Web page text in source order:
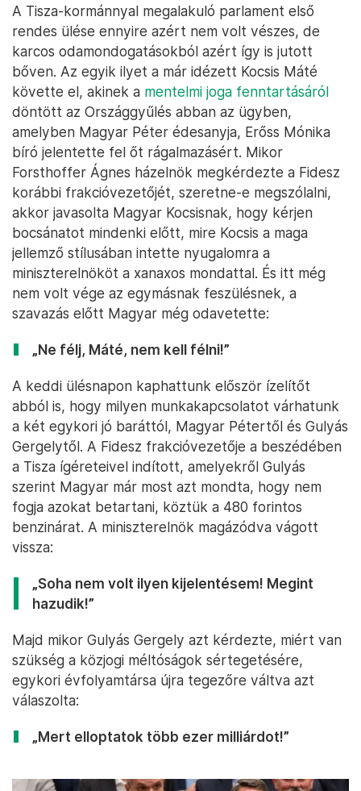
A Tisza-kormánnyal megalakuló parlament első
rendes ülése ennyire azért nem volt vészes, de
karcos odamondogatásokból azért így is jutott
bőven. Az egyik ilyet a már idézett Kocsis Máté
követte el, akinek a mentelmi joga fenntartásáról
döntött az Országgyűlés abban az ügyben,
amelyben Magyar Péter édesanyja, Erőss Mónika
bíró jelentette fel őt rágalmazásért. Mikor
Forsthoffer Ágnes házelnök megkérdezte a Fidesz
korábbi frakcióvezetőjét, szeretne-e megszólalni,
akkor javasolta Magyar Kocsisnak, hogy kérjen
bocsánatot mindenki előtt, mire Kocsis a maga
jellemző stílusában intette nyugalomra a
miniszterelnököt a xanaxos mondattal. És itt még
nem volt vége az egymásnak feszülésnek, a
szavazás előtt Magyar még odavetette:
„Ne félj, Máté, nem kell félni!”
A keddi ülésnapon kaphattunk először ízelítőt
abból is, hogy milyen munkakapcsolatot várhatunk
a két egykori jó baráttól, Magyar Pétertől és Gulyás
Gergelytől. A Fidesz frakcióvezetője a beszédében
a Tisza ígéreteivel indított, amelyekről Gulyás
szerint Magyar már most azt mondta, hogy nem
fogja azokat betartani, köztük a 480 forintos
benzinárat. A miniszterelnök magázódva vágott
vissza:
„Soha nem volt ilyen kijelentésem! Megint
hazudik!”
Majd mikor Gulyás Gergely azt kérdezte, miért van
szükség a közjogi méltóságok sértegetésére,
egykori évfolyamtársa újra tegezőre váltva azt
válaszolta:
„Mert elloptatok több ezer milliárdot!”